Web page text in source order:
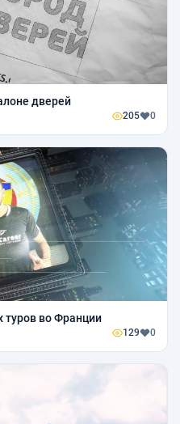
дверей
205 0
туров во Франции
129 0